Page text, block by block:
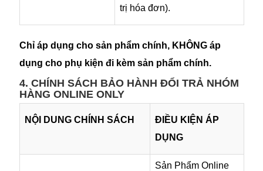
trị hóa đơn).
Chỉ áp dụng cho sản phẩm chính, KHÔNG áp
dụng cho phụ kiện đi kèm sản phẩm chính.
4. CHÍNH SÁCH BẢO HÀNH ĐỔI TRẢ NHÓM
HÀNG ONLINE ONLY
NỘI DUNG CHÍNH SÁCH
ĐIỀU KIỆN ÁP
DỤNG
Sản Phẩm Online